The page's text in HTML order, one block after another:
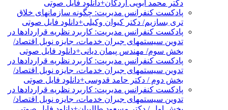
دکتر محمد ابویی اردکان+دانلود فایل صوتی
پادکست کنفرانس مدیریت: چگونه سازمانهای خلاق
تری بسازیم/ دکتر کیوان وکیلی+دانلود فایل صوتی
پادکست کنفرانس مدیریت: کاربرد نظریه قراردادها در
تدوین سیستمهای جبران خدمات، جایزه نوبل اقتصاد/
بخش سوم/ مهندس پیمان دیانی+دانلود فایل صوتی
پادکست کنفرانس مدیریت: کاربرد نظریه قراردادها در
تدوین سیستمهای جبران خدمات، جایزه نوبل اقتصاد/
بخش دوم / دکتر حامد قدوسی+دانلود فایل صوتی
پادکست کنفرانس مدیریت: کاربرد نظریه قراردادها در
تدوین سیستمهای جبران خدمات، جایزه نوبل اقتصاد/